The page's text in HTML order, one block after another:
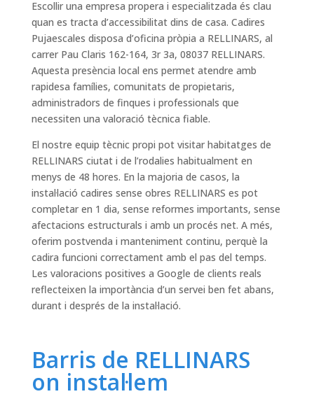
Escollir una empresa propera i especialitzada és clau
quan es tracta d’accessibilitat dins de casa. Cadires
Pujaescales disposa d’oficina pròpia a RELLINARS, al
carrer Pau Claris 162-164, 3r 3a, 08037 RELLINARS.
Aquesta presència local ens permet atendre amb
rapidesa famílies, comunitats de propietaris,
administradors de finques i professionals que
necessiten una valoració tècnica fiable.
El nostre equip tècnic propi pot visitar habitatges de
RELLINARS ciutat i de l’rodalies habitualment en
menys de 48 hores. En la majoria de casos, la
instal·lació cadires sense obres RELLINARS es pot
completar en 1 dia, sense reformes importants, sense
afectacions estructurals i amb un procés net. A més,
oferim postvenda i manteniment continu, perquè la
cadira funcioni correctament amb el pas del temps.
Les valoracions positives a Google de clients reals
reflecteixen la importància d’un servei ben fet abans,
durant i després de la instal·lació.
Barris de RELLINARS
on instal·lem